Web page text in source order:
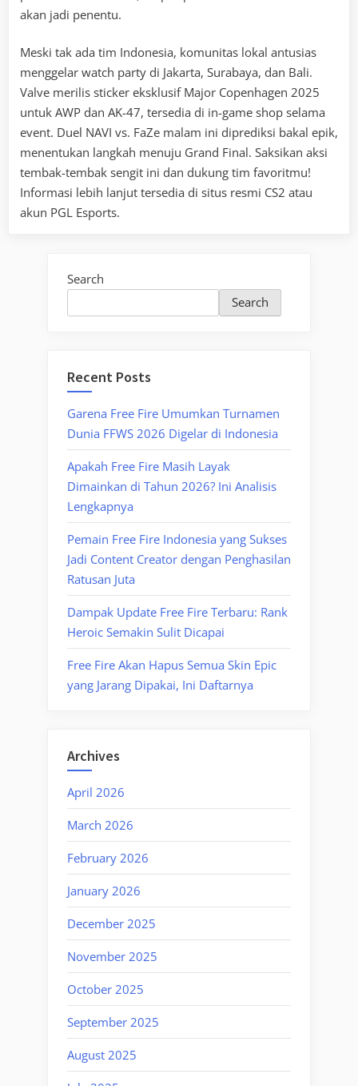
akan jadi penentu.
Meski tak ada tim Indonesia, komunitas lokal antusias
menggelar watch party di Jakarta, Surabaya, dan Bali.
Valve merilis sticker eksklusif Major Copenhagen 2025
untuk AWP dan AK-47, tersedia di in-game shop selama
event. Duel NAVI vs. FaZe malam ini diprediksi bakal epik,
menentukan langkah menuju Grand Final. Saksikan aksi
tembak-tembak sengit ini dan dukung tim favoritmu!
Informasi lebih lanjut tersedia di situs resmi CS2 atau
akun PGL Esports.
Search
Search
Recent Posts
Garena Free Fire Umumkan Turnamen
Dunia FFWS 2026 Digelar di Indonesia
Apakah Free Fire Masih Layak
Dimainkan di Tahun 2026? Ini Analisis
Lengkapnya
Pemain Free Fire Indonesia yang Sukses
Jadi Content Creator dengan Penghasilan
Ratusan Juta
Dampak Update Free Fire Terbaru: Rank
Heroic Semakin Sulit Dicapai
Free Fire Akan Hapus Semua Skin Epic
yang Jarang Dipakai, Ini Daftarnya
Archives
April 2026
March 2026
February 2026
January 2026
December 2025
November 2025
October 2025
September 2025
August 2025